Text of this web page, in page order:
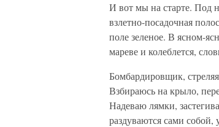
И вот мы на старте. Под
взлетно-посадочная
поле зеленое. В ясном-
мареве и колеблется,
Бомбардировщик,
Взбираюсь на крыло,
Надеваю лямки,
раздуваются сами